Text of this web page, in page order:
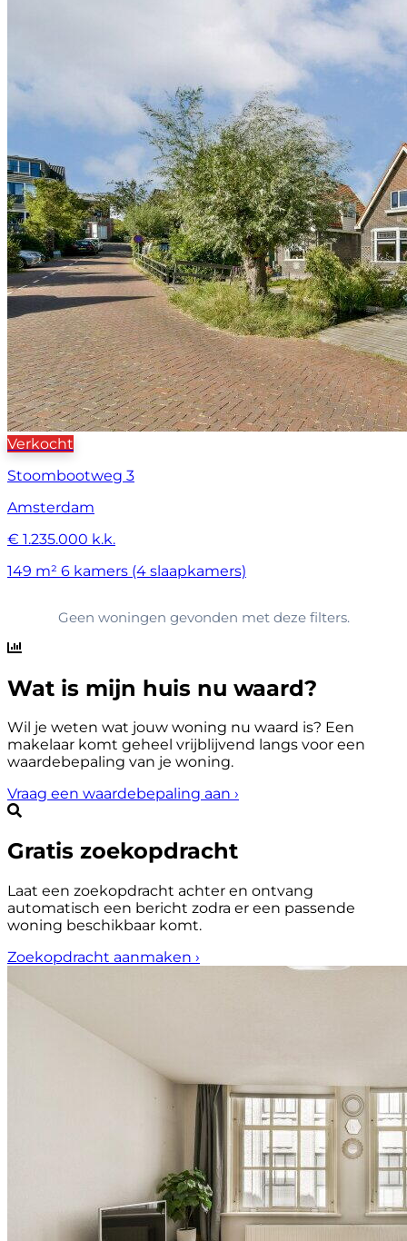
Verkocht
Stoombootweg 3
Amsterdam
€ 1.235.000 k.k.
149 m² 6 kamers (4 slaapkamers)
Geen woningen gevonden met deze filters.
Wat is mijn huis nu waard?
Wil je weten wat jouw woning nu waard is? Een
makelaar komt geheel vrijblijvend langs voor een
waardebepaling van je woning.
Vraag een waardebepaling aan ›
Gratis zoekopdracht
Laat een zoekopdracht achter en ontvang
automatisch een bericht zodra er een passende
woning beschikbaar komt.
Zoekopdracht aanmaken ›